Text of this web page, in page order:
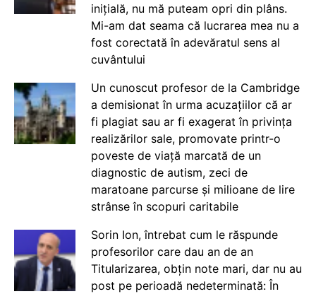
inițială, nu mă puteam opri din plâns.
Mi-am dat seama că lucrarea mea nu a
fost corectată în adevăratul sens al
cuvântului
Un cunoscut profesor de la Cambridge
a demisionat în urma acuzațiilor că ar
fi plagiat sau ar fi exagerat în privința
realizărilor sale, promovate printr-o
poveste de viață marcată de un
diagnostic de autism, zeci de
maratoane parcurse și milioane de lire
strânse în scopuri caritabile
Sorin Ion, întrebat cum le răspunde
profesorilor care dau an de an
Titularizarea, obțin note mari, dar nu au
post pe perioadă nedeterminată: În